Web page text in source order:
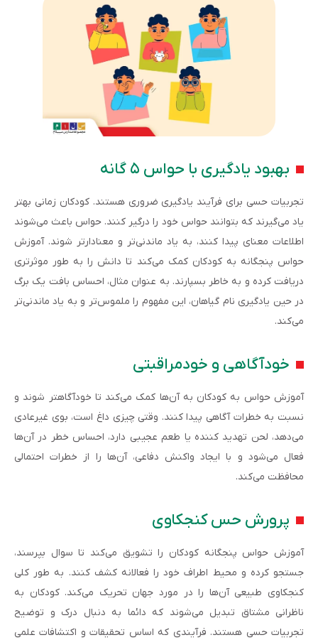
بهبود یادگیری با حواس ۵ گانه
تجربیات حسی برای فرآیند یادگیری ضروری هستند. کودکان زمانی بهتر
یاد می‌گیرند که بتوانند حواس خود را درگیر کنند. حواس باعث می‌شوند
اطلاعات معنای پیدا کنند، به یاد ماندنی‌تر و معنادارتر شوند. آموزش
حواس پنجگانه به کودکان کمک می‌کند تا دانش را به طور موثرتری
دریافت کرده و به خاطر بسپارند. به عنوان مثال، احساس بافت یک برگ
در حین یادگیری نام گیاهان، این مفهوم را ملموس‌تر و به یاد ماندنی‌تر
می‌کند.
خودآگاهی و خودمراقبتی
آموزش حواس به کودکان به آن‌ها کمک می‌کند تا خودآگاهتر شوند و
نسبت به خطرات آگاهی پیدا کنند. وقتی چیزی داغ است، بوی غیرعادی
می‌دهد، لحن تهدید کننده یا طعم عجیبی دارد، احساس خطر در آن‌ها
فعال می‌شود و با ایجاد واکنش دفاعی، آن‌ها را از خطرات احتمالی
محافظت می‌کند.
پرورش حس کنجکاوی
آموزش حواس پنجگانه کودکان را تشویق می‌کند تا سوال بپرسند،
جستجو کرده و محیط اطراف خود را فعالانه کشف کنند. به طور کلی
کنجکاوی طبیعی آن‌ها را در مورد جهان تحریک می‌کند. کودکان به
ناظرانی مشتاق تبدیل می‌شوند که دائما به دنبال درک و توضیح
تجربیات حسی هستند. فرآیندی که اساس تحقیقات و اکتشافات علمی